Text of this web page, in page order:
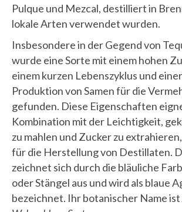
Pulque und Mezcal, destilliert in
lokale Arten verwendet wurden.
Insbesondere in der Gegend von
wurde eine Sorte mit einem hohen
einem kurzen Lebenszyklus und
Produktion von Samen für die
gefunden. Diese Eigenschaften
Kombination mit der Leichtigkeit,
zu mahlen und Zucker zu
für die Herstellung von Destillaten.
zeichnet sich durch die bläuliche
oder Stängel aus und wird als blaue
bezeichnet. Ihr botanischer Name ist